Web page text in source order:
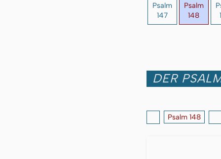
Psalm
147
Psalm
148
DER
Psalm 148